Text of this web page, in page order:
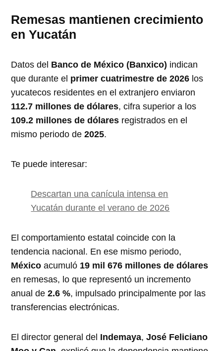
Remesas mantienen crecimiento
en Yucatán
Datos del Banco de México (Banxico) indican
que durante el primer cuatrimestre de 2026 los
yucatecos residentes en el extranjero enviaron
112.7 millones de dólares, cifra superior a los
109.2 millones de dólares registrados en el
mismo periodo de2025.
Te puede interesar:
Descartan una canícula intensa en
Yucatán durante el verano de 2026
El comportamiento estatal coincide con la
tendencia nacional. En ese mismo periodo,
México acumuló 19 mil 676 millones de dólares
en remesas, lo que representó un incremento
anual de2.6 %, impulsado principalmente por las
transferencias electrónicas.
El director general del Indemaya,José Feliciano